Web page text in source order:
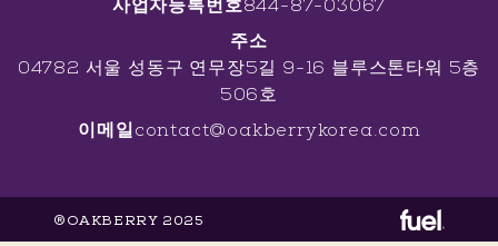
사업자등록번호844-87-03067
주소
04782 서울 성동구 연무장5길 9-16 블루스톤타워 5층
506호
이메일contact@oakberrykorea.com
®OAKBERRY 2025